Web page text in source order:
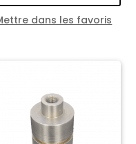
dans les favoris